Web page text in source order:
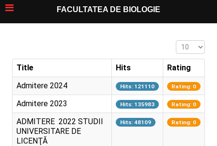
FACULTATEA DE BIOLOGIE
Display #
Title Hits
Rating
Admitere 2024
Hits: 121110 Rating: 0
Admitere 2023 Hits: 135983 Rating: 0
ADMITERE 2022 STUDII
UNIVERSITARE DE
LICENŢĂ
Hits: 48109 Rating: 0